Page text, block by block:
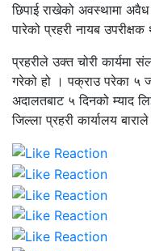
छिपाई राखेको अवस्थामा
पारेको प्रहरी नायब उपरीक्षक
प्रहरीले उक्त चोरी कार्यमा
गरेको हो । पक्राउ परेका ५
अदालतबाट ५ दिनको म्याद
जिल्ला प्रहरी कार्यालय